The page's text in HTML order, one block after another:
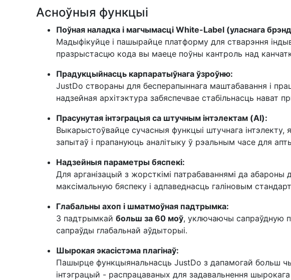
Асноўныя функцыі
Поўная наладка і магчымасці White-Label (уласнага
Мадыфікуйце і пашырайце платформу для стварэння
празрыстасцю кода вы маеце поўны кантроль над
Прадукцыйнасць карпаратыўнага ўзроўню:
JustDo створаны для бесперапыннага маштабавання і
надзейная архітэктура забяспечвае стабільнасць нават
Прасунутая інтэграцыя са штучным інтэлектам (AI):
Выкарыстоўвайце сучасныя функцыі штучнага
запытаў і прапануюць аналітыку ў рэальным часе для
Надзейныя параметры бяспекі:
Для арганізацый з жорсткімі патрабаваннямі да
максімальную бяспеку і адпаведнасць галіновым
Глабальны ахоп і шматмоўная падтрымка:
З падтрымкай больш за 60 моў, уключаючы сапраўдную
сапраўды глабальнай аўдыторыі.
Шырокая экасістэма плагінаў:
Пашырце функцыянальнасць JustDo з дапамогай больш
інтэграцый - распрацаваных для задавальнення